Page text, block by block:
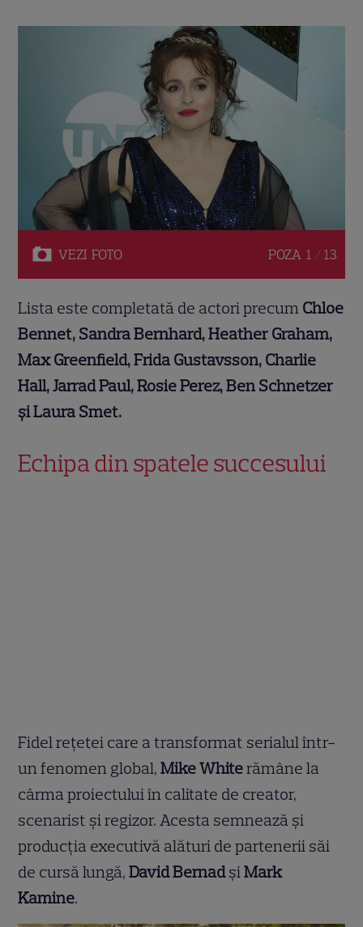
VEZI FOTO POZA 1 / 13
Lista este completată de actori precum Chloe
Bennet, Sandra Bernhard, Heather Graham,
Max Greenfield, Frida Gustavsson, Charlie
Hall, Jarrad Paul, Rosie Perez, Ben Schnetzer
și Laura Smet.
Echipa din spatele succesului
Fidel rețetei care a transformat serialul într-
un fenomen global,Mike Whiterămâne la
cârma proiectului în calitate de creator,
scenarist și regizor. Acesta semnează și
producția executivă alături de partenerii săi
de cursă lungă,David BernadșiMark
Kamine.